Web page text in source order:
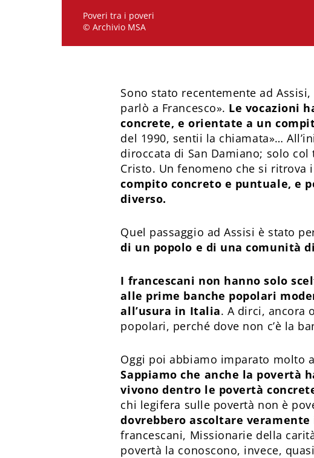
Poveri tra i poveri
© Archivio MSA
Sono stato recentemente ad
parlò a Francesco». Le vocazioni
concrete, e orientate a un
del 1990, sentii la chiamata»…
diroccata di San Damiano; solo
Cristo. Un fenomeno che si
compito concreto e puntuale, e
diverso.
Quel passaggio ad Assisi è stato
di un popolo e di una comunità
I francescani non hanno solo
alle prime banche popolari
all’usura in Italia. A dirci, ancora
popolari, perché dove non c’è la
Oggi poi abbiamo imparato molto
Sappiamo che anche la povertà
vivono dentro le povertà
chi legifera sulle povertà non è
dovrebbero ascoltare
francescani, Missionarie della
povertà la conoscono, invece,